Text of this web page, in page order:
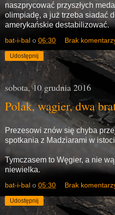
naszprycować przyszłych
olimpiadę, a już trzeba siadać
amerykańskie destabilizować.
bat-i-bal o 06:30 Brak
Udostępnij
sobota, 10 grudnia 2016
Polak, wągier, dwa
Prezesowi znów się chyba
spotkania z Madziarami w
Tymczasem to Węgier, a nie
niewielka.
bat-i-bal o 05:30 Brak
Udostępnij